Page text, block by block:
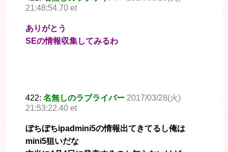
21:48:54.70 et
ありがとう
SEの情報収集してみるわ
422: 名無しのラブライバー 2017/03/28(火)
21:53:22.40 et
ぼちぼちipadmini5の情報出てきてるし俺は
mini5狙いだな